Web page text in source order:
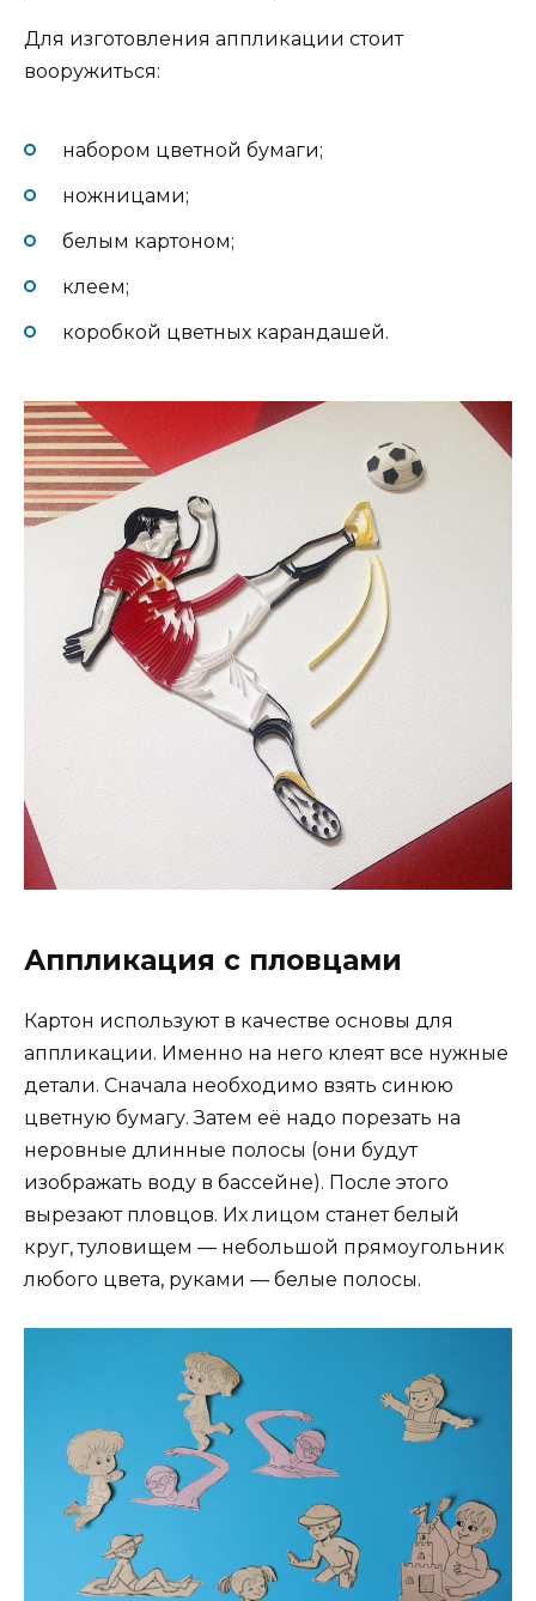
Для изготовления аппликации стоит
вооружиться:
набором цветной бумаги;
ножницами;
белым картоном;
клеем;
коробкой цветных карандашей.
Аппликация с пловцами
Картон используют в качестве основы для
аппликации. Именно на него клеят все нужные
детали. Сначала необходимо взять синюю
цветную бумагу. Затем её надо порезать на
неровные длинные полосы (они будут
изображать воду в бассейне). После этого
вырезают пловцов. Их лицом станет белый
круг, туловищем — небольшой прямоугольник
любого цвета, руками — белые полосы.